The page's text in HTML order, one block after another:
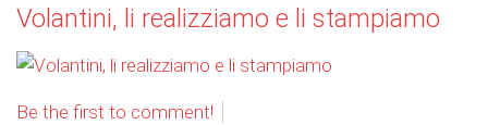
Volantini, li realizziamo e li stampiamo
Be the first to comment!